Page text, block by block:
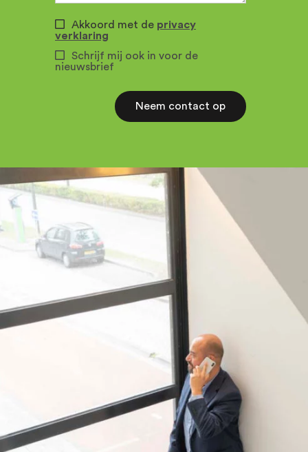
Akkoord met de privacy
verklaring
Schrijf mij ook in voor de
nieuwsbrief